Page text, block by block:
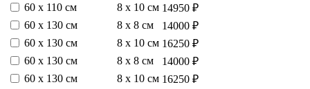
60 х 110 см
8 х 10 см 14950 ₽
60 х 130 см
8 х 8 см
14000 ₽
60 х 130 см
8 х 10 см 16250 ₽
60 х 130 см
8 х 8 см
14000 ₽
60 х 130 см
8 х 10 см 16250 ₽